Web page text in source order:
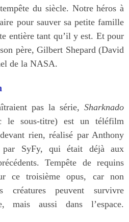
du siècle. Notre héros à
pour sauver sa petite famille
entière tant qu’il y est. Et pour
père, Gilbert Shepard (David
de la NASA.
pas la série, Sharknado
le sous-titre) est un téléfilm
rien, réalisé par Anthony
SyFy, qui était déjà aux
Tempête de requins
ce troisième opus, car non
créatures peuvent survivre
mais aussi dans l’espace.